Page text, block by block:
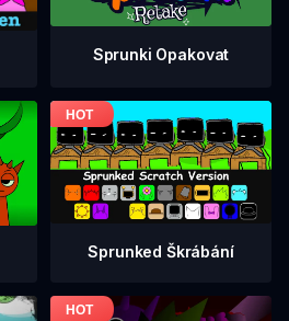
Sprunki Opakovat
Sprunked Škrábání